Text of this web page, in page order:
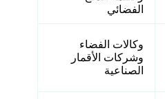
الفضائي
وكالات الفضاء
وشركات الأقمار
الصناعية